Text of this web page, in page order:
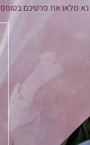
נא מלאו את פרטיכם